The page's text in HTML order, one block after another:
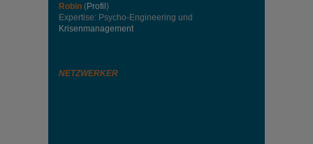
Robin (Profil)
Expertise: Psycho-Engineering und
Krisenmanagement
NETZWERKER